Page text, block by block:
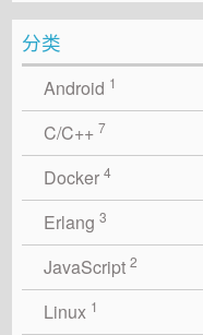
分类
Android 1
C/C++ 7
Docker 4
Erlang 3
JavaScript 2
Linux 1